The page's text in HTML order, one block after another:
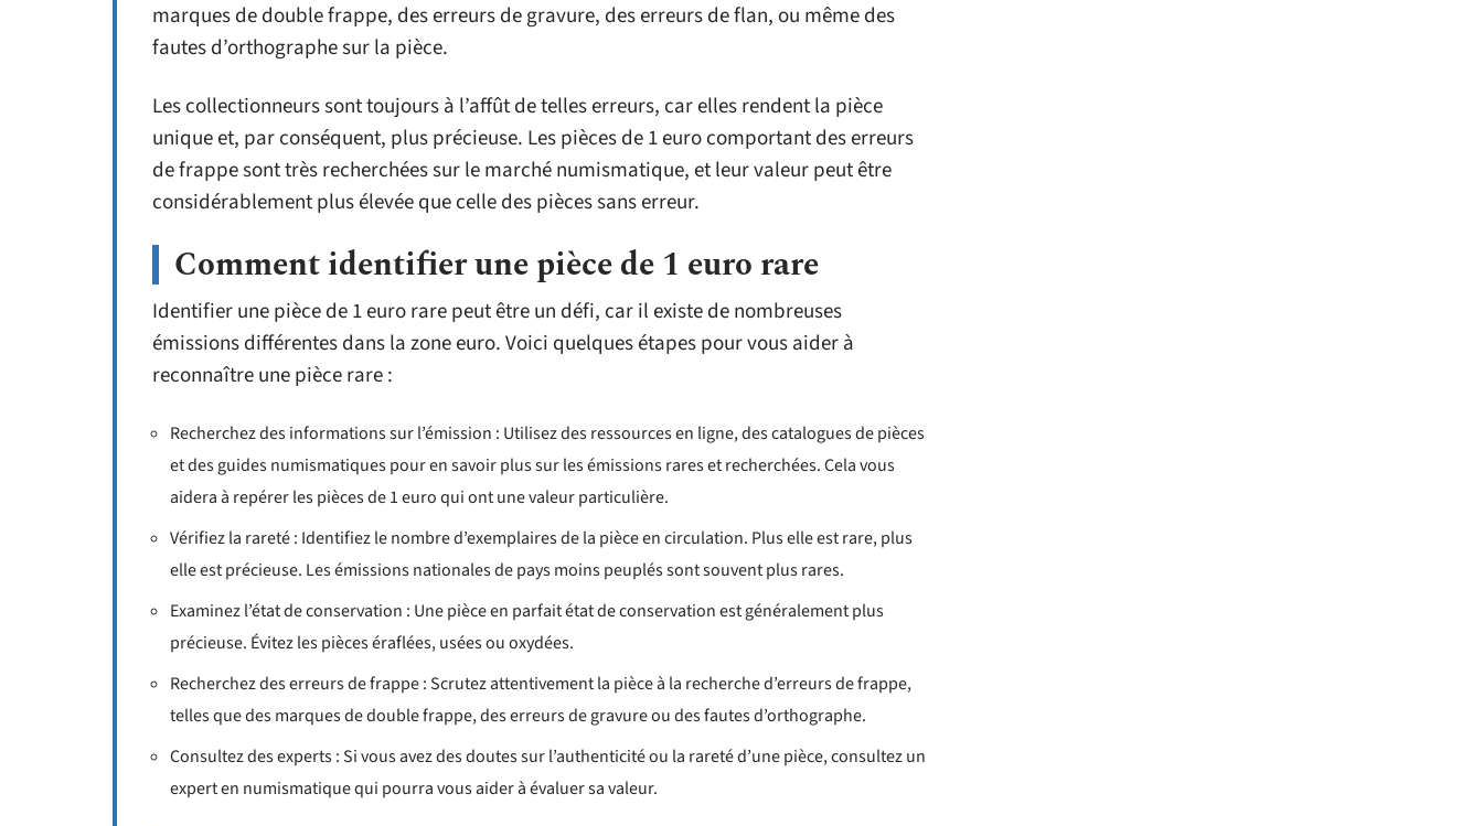
marques de double frappe, des erreurs de gravure, des erreurs de flan, ou même des
fautes d’orthographe sur la pièce.
Les collectionneurs sont toujours à l’affût de telles erreurs, car elles rendent la pièce
unique et, par conséquent, plus précieuse. Les pièces de 1 euro comportant des erreurs
de frappe sont très recherchées sur le marché numismatique, et leur valeur peut être
considérablement plus élevée que celle des pièces sans erreur.
Comment identifier une pièce de 1 euro rare
Identifier une pièce de 1 euro rare peut être un défi, car il existe de nombreuses
émissions différentes dans la zone euro. Voici quelques étapes pour vous aider à
reconnaître une pièce rare :
Recherchez des informations sur l’émission : Utilisez des ressources en ligne, des catalogues de pièces
et des guides numismatiques pour en savoir plus sur les émissions rares et recherchées. Cela vous
aidera à repérer les pièces de 1 euro qui ont une valeur particulière.
Vérifiez la rareté : Identifiez le nombre d’exemplaires de la pièce en circulation. Plus elle est rare, plus
elle est précieuse. Les émissions nationales de pays moins peuplés sont souvent plus rares.
Examinez l’état de conservation : Une pièce en parfait état de conservation est généralement plus
précieuse. Évitez les pièces éraflées, usées ou oxydées.
Recherchez des erreurs de frappe : Scrutez attentivement la pièce à la recherche d’erreurs de frappe,
telles que des marques de double frappe, des erreurs de gravure ou des fautes d’orthographe.
Consultez des experts : Si vous avez des doutes sur l’authenticité ou la rareté d’une pièce, consultez un
expert en numismatique qui pourra vous aider à évaluer sa valeur.